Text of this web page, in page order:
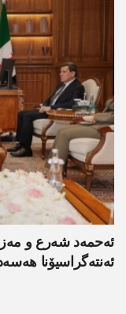
ئەحمەد شەرع و
ئەنتەگراسیۆنا